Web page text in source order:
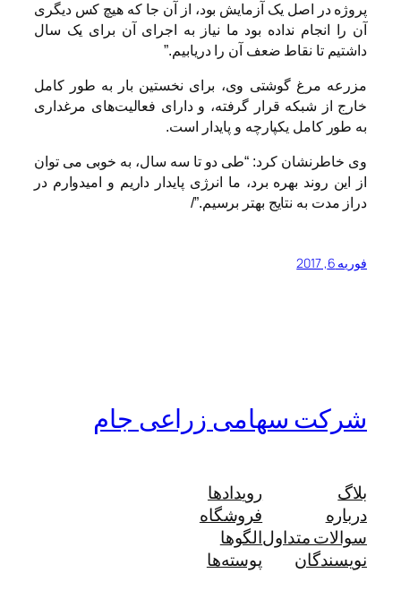
پروژه در اصل یک آزمایش بود، از آن جا که هیچ کس دیگری
آن را انجام نداده بود ما نیاز به اجرای آن برای یک سال
داشتیم تا نقاط ضعف آن را دریابیم.”
مزرعه مرغ گوشتی وی، برای نخستین بار به طور کامل
خارج از شبکه قرار گرفته، و دارای فعالیت‌های مرغداری
به طور کامل یکپارچه و پایدار است.
وی خاطرنشان کرد: “طی دو تا سه سال، به خوبی می توان
از این روند بهره برد، ما انرژی پایدار داریم و امیدوارم در
دراز مدت به نتایج بهتر برسیم.”/
فوریه 6, 2017
شرکت سهامی زراعی جام
بلاگ
درباره
سوالات متداول
نویسندگان
رویدادها
فروشگاه
الگوها
پوسته‌ها